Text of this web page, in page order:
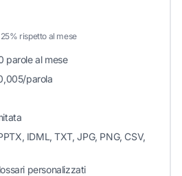
rispetto al mese
parole al mese
parola
IDML, TXT, JPG, PNG, CSV,
personalizzati